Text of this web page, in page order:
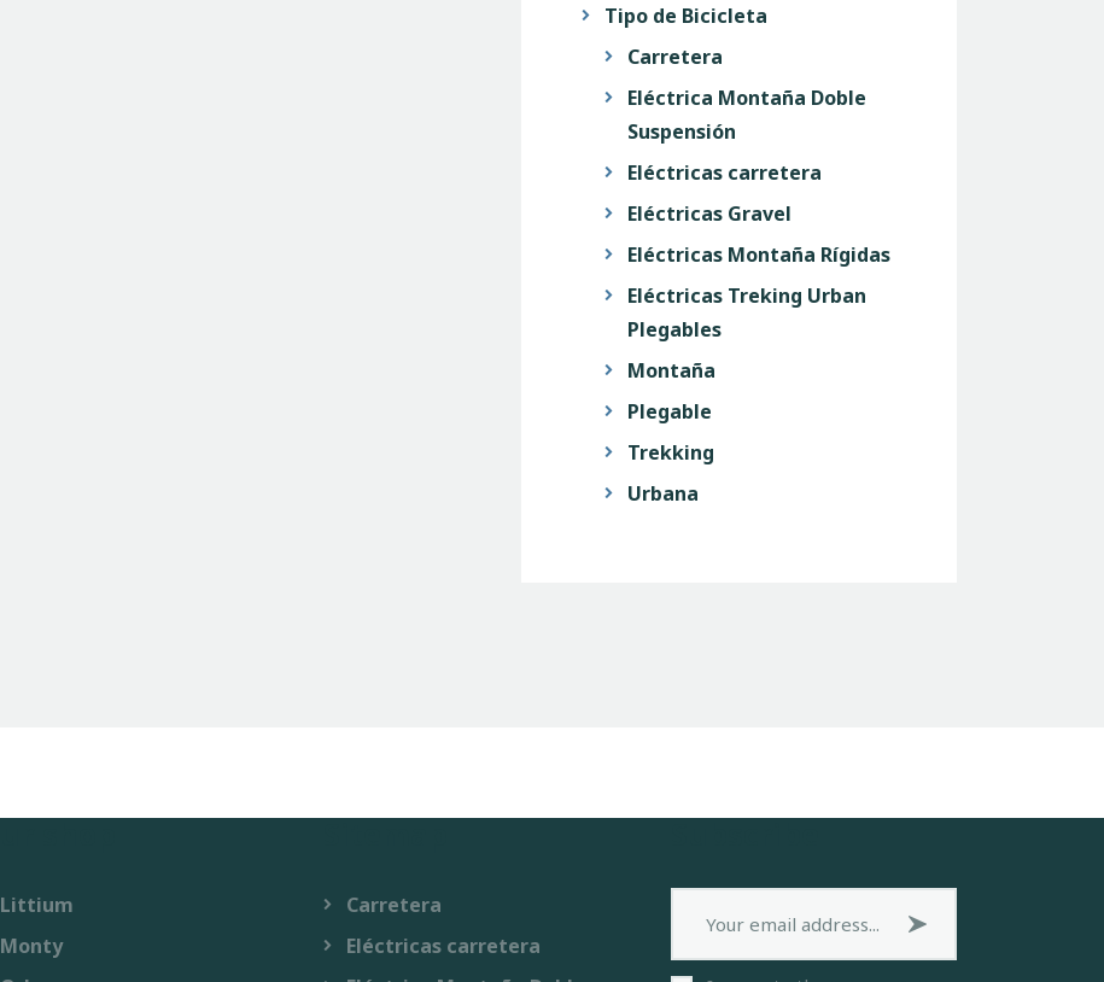
Tipo de Bicicleta
Carretera
Eléctrica Montaña Doble
Suspensión
Eléctricas carretera
Eléctricas Gravel
Eléctricas Montaña Rígidas
Eléctricas Treking Urban
Plegables
Montaña
Plegable
Trekking
Urbana
Littium
Monty
Carretera
Eléctricas carretera
Subscribe now